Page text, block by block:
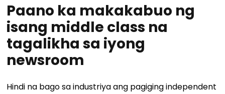
Paano ka makakabuo ng
isang middle class na
tagalikha sa iyong
newsroom
Hindi na bago sa industriya ang pagiging independent